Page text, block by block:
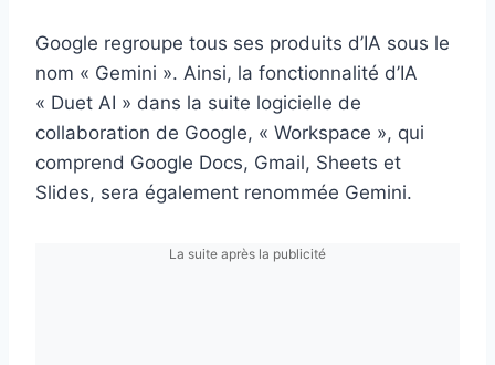
Google regroupe tous ses produits d’IA sous le
nom « Gemini ». Ainsi, la fonctionnalité d’IA
« Duet AI » dans la suite logicielle de
collaboration de Google, « Workspace », qui
comprend Google Docs, Gmail, Sheets et
Slides, sera également renommée Gemini.
La suite après la publicité